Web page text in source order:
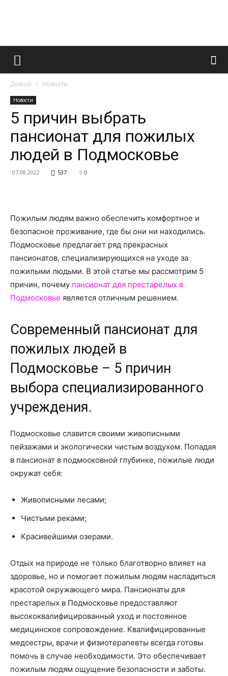
Французский
и
о
нем
Домой Новости
Новости
5 причин выбрать
пансионат для пожилых
людей в Подмосковье
07.08.2022 537 0
Пожилым людям важно обеспечить комфортное и
безопасное проживание, где бы они ни находились.
Подмосковье предлагает ряд прекрасных
пансионатов, специализирующихся на уходе за
пожилыми людьми. В этой статье мы рассмотрим 5
причин, почему пансионат для престарелых в
Подмосковье является отличным решением.
Современный пансионат для
пожилых людей в
Подмосковье – 5 причин
выбора специализированного
учреждения.
Подмосковье славится своими живописными
пейзажами и экологически чистым воздухом. Попадая
в пансионат в подмосковной глубинке, пожилые люди
окружат себя:
Живописными лесами;
Чистыми реками;
Красивейшими озерами.
Отдых на природе не только благотворно влияет на
здоровье, но и помогает пожилым людям насладиться
красотой окружающего мира. Пансионаты для
престарелых в Подмосковье предоставляют
высококвалифицированный уход и постоянное
медицинское сопровождение. Квалифицированные
медсестры, врачи и физиотерапевты всегда готовы
помочь в случае необходимости. Это обеспечивает
пожилым людям ощущение безопасности и заботы.